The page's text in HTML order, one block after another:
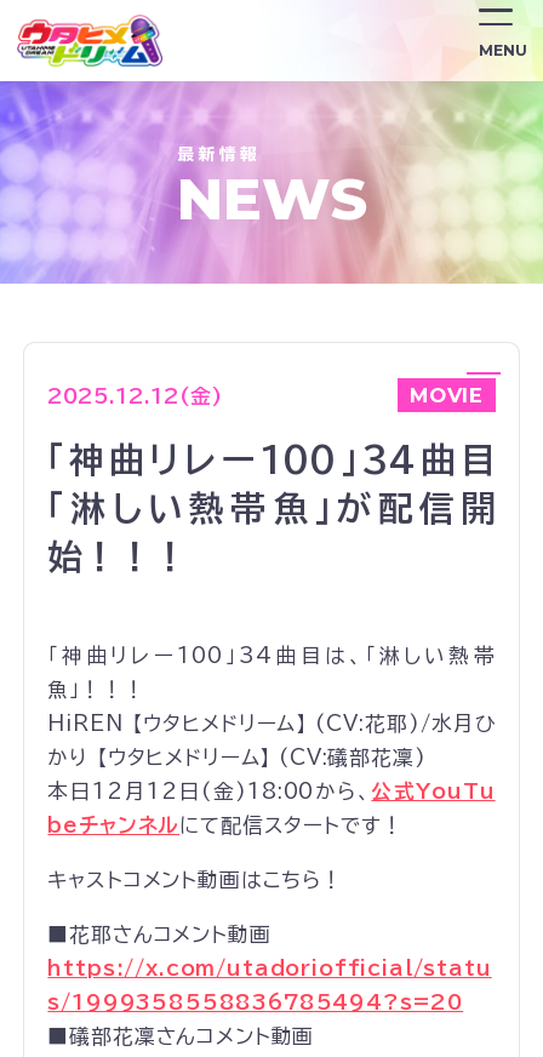
MENU
NEWS
2025.12.12(金) MOVIE
「神曲リレー100」34曲目
「淋しい熱帯魚」が配信開
始！！！
「神曲リレー100」34曲目は、「淋しい熱帯
魚」！！！
HiREN 【ウタヒメドリーム】 (CV:花耶)/水月ひ
かり 【ウタヒメドリーム】 (CV:礒部花凜)
本日12月12日(金)18:00から、公式YouTu
beチャンネルにて配信スタートです！
キャストコメント動画はこちら！
■花耶さんコメント動画
https://x.com/utadoriofficial/statu
s/1999358558836785494?s=20
■礒部花凜さんコメント動画